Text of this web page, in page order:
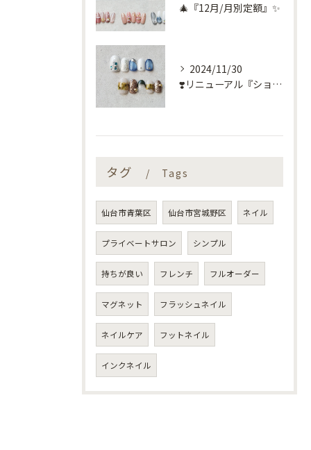
🎄『12月/月別定額』✨
2024/11/30
❣️リニューアル『ショートネイル定額』❣️
タグ Tags
仙台市青葉区 仙台市宮城野区 ネイル
プライベートサロン シンプル
持ちが良い フレンチ フルオーダー
マグネット フラッシュネイル
ネイルケア フットネイル
インクネイル